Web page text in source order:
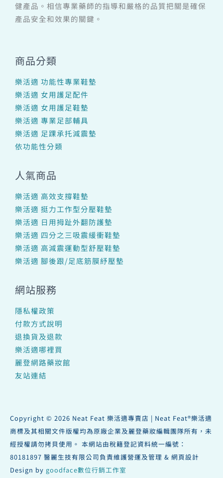
健產品。相信專業藥師的指導和嚴格的品質把關是確保
產品安全和效果的關鍵。
商品分類
樂活適 功能性專業鞋墊
樂活適 女用護足配件
樂活適 女用護足鞋墊
樂活適 專業足部輔具
樂活適 足踝承托減震墊
依功能性分類
人氣商品
樂活適 高效支撐鞋墊
樂活適 挺力工作型分壓鞋墊
樂活適 日用拇趾外翻防護墊
樂活適 四分之三吸震緩衝鞋墊
樂活適 高減震運動型舒壓鞋墊
樂活適 腳後跟/足底筋膜紓壓墊
網站服務
隱私權政策
付款方式說明
退換貨及退款
樂活適哪裡買
麗登網路藥妝館
友站連結
Copyright © 2026 Neat Feat 樂活適專賣店 | Neat Feat®樂活適
商標及其相關文件版權均為原廠企業及麗登藥妝編輯團隊所有，未
經授權請勿拷貝使用。 本網站由稅籍登記資料統一編號：
80181897 醫麗生技有限公司負責維護營運及管理 & 網頁設計
Design by goodface數位行銷工作室